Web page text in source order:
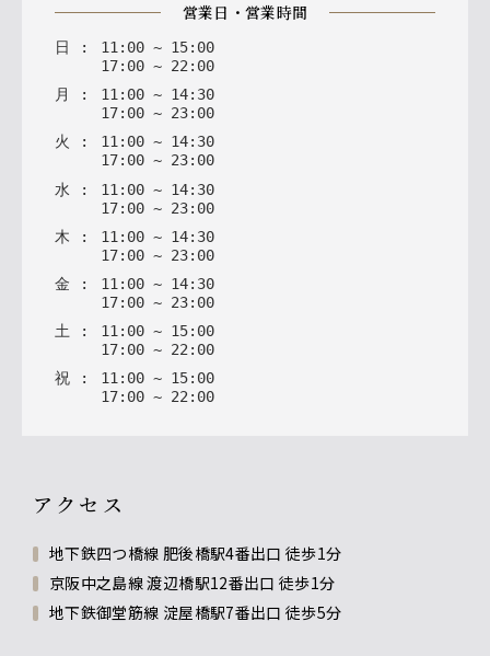
営業日・営業時間
日 : 11 : 00 ~ 15: 00
17: 00 ~ 22 : 00
月
: 11: 00 ~ 14: 30
17: 00 ~ 23: 00
火
: 11: 00 ~ 14: 30
17: 00 ~ 23: 00
水 : 11 : 00 ~ 14: 30
17: 00 ~ 23: 00
木 : 11 : 00 ~ 14: 30
17: 00 ~ 23: 00
金 : 11 : 00 ~ 14: 30
17: 00 ~ 23: 00
土 : 11 : 00 ~ 15: 00
17: 00 ~ 22 : 00
祝 : 11 : 00 ~ 15: 00
17: 00 ~ 22 : 00
アクセス
地下鉄四つ橋線 肥後橋駅4番出口 徒歩1分
京阪中之島線 渡辺橋駅12番出口 徒歩1分
地下鉄御堂筋線 淀屋橋駅7番出口 徒歩5分